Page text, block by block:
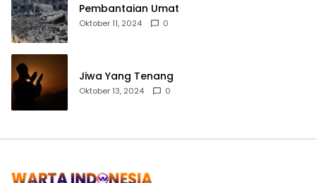
Pembantaian Umat
Oktober 11, 2024 0
Jiwa Yang Tenang
Oktober 13, 2024 0